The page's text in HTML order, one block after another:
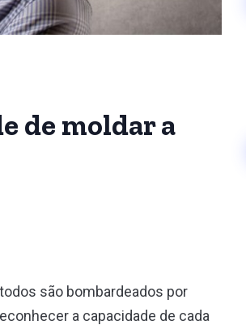
de moldar a
são bombardeados por
a capacidade de cada